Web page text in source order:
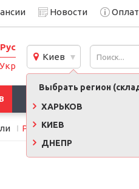
Новости
Рус
Укр
Киев
Выбрать регион
ХАРЬКОВ
КИЕВ
ДНЕПР
Pramac